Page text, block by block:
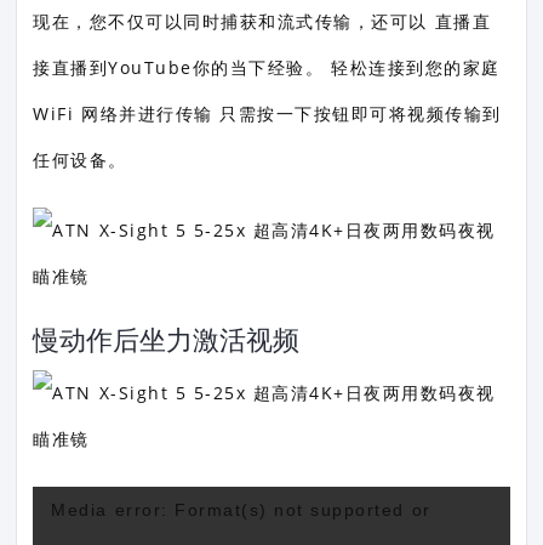
现在，您不仅可以同时捕获和流式传输，还可以 直播直
接直播到YouTube你的当下经验。 轻松连接到您的家庭
WiFi 网络并进行传输 只需按一下按钮即可将视频传输到
任何设备。
慢动作后坐力激活视频
Media error: Format(s) not supported or